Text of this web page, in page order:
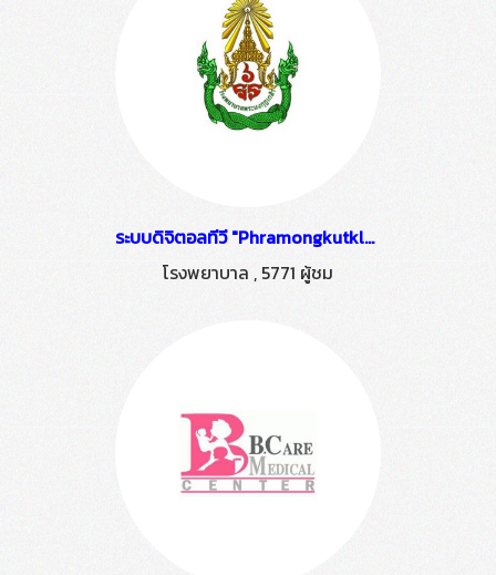
ระบบดิจิตอลทีวี "Phramongkutklao Hospital" ติดตั้งโดย HSTN
โรงพยาบาล , 5771 ผู้ชม